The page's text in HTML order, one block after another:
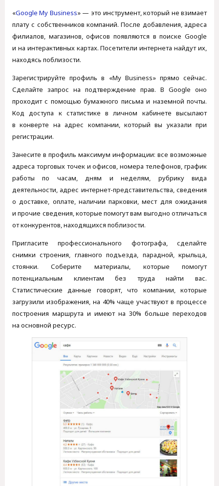
«Google My Business» — это инструмент, который не взимает
плату с собственников компаний. После добавления, адреса
филиалов, магазинов, офисов появляются в поиске Google
и на интерактивных картах. Посетители интернета найдут их,
находясь поблизости.
Зарегистрируйте профиль в «My Business» прямо сейчас.
Сделайте запрос на подтверждение прав. В Google оно
проходит с помощью бумажного письма и наземной почты.
Код доступа к статистике в личном кабинете высылают
в конверте на адрес компании, который вы указали при
регистрации.
Занесите в профиль максимум информации: все возможные
адреса торговых точек и офисов, номера телефонов, график
работы по часам, дням и неделям, рубрику вида
деятельности, адрес интернет-представительства, сведения
о доставке, оплате, наличии парковки, мест для ожидания
и прочие сведения, которые помогут вам выгодно отличаться
от конкурентов, находящихся поблизости.
Пригласите профессионального фотографа, сделайте
снимки строения, главного подъезда, парадной, крыльца,
стоянки. Соберите материалы, которые помогут
потенциальным клиентам без труда найти вас.
Статистические данные говорят, что компании, которые
загрузили изображения, на 40% чаще участвуют в процессе
построения маршрута и имеют на 30% больше переходов
на основной ресурс.